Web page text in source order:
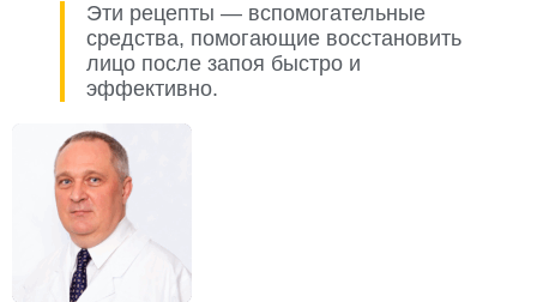
Эти рецепты — вспомогательные
средства, помогающие восстановить
лицо после запоя быстро и
эффективно.